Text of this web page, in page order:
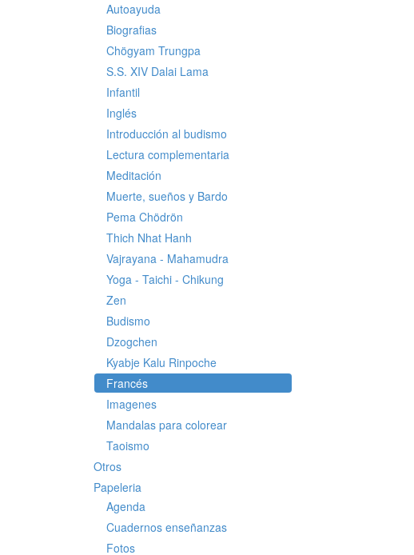
Autoayuda
Biografias
Chögyam Trungpa
S.S. XIV Dalai Lama
Infantil
Inglés
Introducción al budismo
Lectura complementaria
Meditación
Muerte, sueños y Bardo
Pema Chödrön
Thich Nhat Hanh
Vajrayana - Mahamudra
Yoga - Taichi - Chikung
Zen
Budismo
Dzogchen
Kyabje Kalu Rinpoche
Francés
Imagenes
Mandalas para colorear
Taoismo
Otros
Papeleria
Agenda
Cuadernos enseñanzas
Fotos